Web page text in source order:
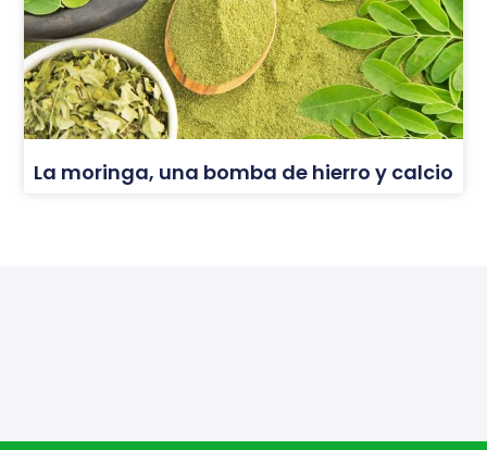
La moringa, una bomba de hierro y calcio